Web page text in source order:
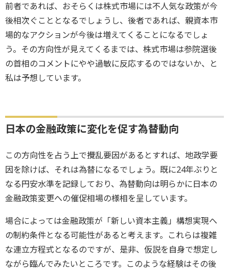
前者であれば、おそらくは株式市場には不人気な政策が今
後相次ぐこととなるでしょうし、後者であれば、親資本市
場的なアクションが今後は増えてくることになるでしょ
う。その方向性が見えてくるまでは、株式市場は参院選後
の首相のコメントにやや過敏に反応するのではないか、と
私は予想しています。
日本の金融政策に変化を促す為替動向
この方向性を占う上で攪乱要因があるとすれば、地政学要
因を除けば、それは為替になるでしょう。既に24年ぶりと
なる円安水準を記録しており、為替動向は明らかに日本の
金融政策変更への催促相場の様相を呈しています。
場合によっては金融政策が「新しい資本主義」構想実現へ
の制約条件となる可能性があると考えます。これらは複雑
な連立方程式となるのですが、是非、仮説を自身で想定し
ながら臨んでみたいところです。このような経験はその後